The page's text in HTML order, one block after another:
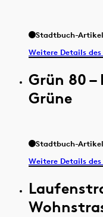
Stadtbuch-Artikel
Weitere Details
Grün 80
Grüne
Stadtbuch-Artikel
Weitere Details